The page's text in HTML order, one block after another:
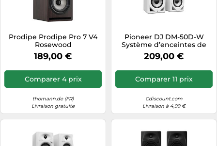
Prodipe Prodipe Pro 7 V4
Rosewood
189,00 €
Comparer 4 prix
thomann.de (FR)
Livraison gratuite
Pioneer DJ DM-50D-W
Système d’enceintes de
bureau 5" (blanc)
209,00 €
Comparer 11 prix
Cdiscount.com
Livraison à 4,99 €